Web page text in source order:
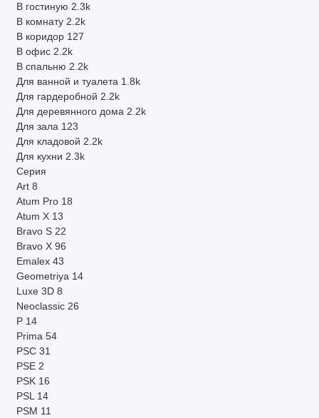
В гостиную 2.3k
В комнату 2.2k
В коридор 127
В офис 2.2k
В спальню 2.2k
Для ванной и туалета 1.8k
Для гардеробной 2.2k
Для деревянного дома 2.2k
Для зала 123
Для кладовой 2.2k
Для кухни 2.3k
Серия
Art 8
Atum Pro 18
Atum X 13
Bravo S 22
Bravo X 96
Emalex 43
Geometriya 14
Luxe 3D 8
Neoclassic 26
P 14
Prima 54
PSC 31
PSE 2
PSK 16
PSL 14
PSM 11